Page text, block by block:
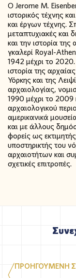
Ο Jerome M.
ιστορικός τέχνης
και έργων τέχνης.
μεταπτυχιακές και
και την ιστορία της
γκαλερί Royal-
1942 μέχρι το
ιστορία της
Υόρκης και της
αρχαιολογίας,
1990 μέχρι το
αρχαιολογικού
αμερικανικά
και με άλλους
φορείς ως
υποστηρικτής του
αρχαιοτήτων και
σχετικές επιτροπές.
ΠΡΟΗΓΟΥΜΕΝΗ